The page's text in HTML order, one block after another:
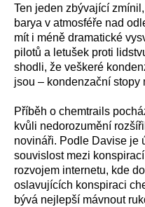
Ten jeden zbývající
barya v atmosféře nad
mít i méně dramatické
pilotů a letušek proti
shodli, že veškeré
jsou – kondenzační stopy
Příběh o chemtrails
kvůli nedorozumění
novináři. Podle Davise je
souvislost mezi
rozvojem internetu, kde
oslavujících konspiraci
bývá nejlepší mávnout